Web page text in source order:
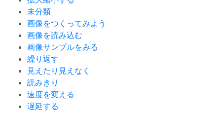
未分類
画像をつくってみよう
画像を読み込む
画像サンプルをみる
繰り返す
見えたり見えなく
読みきり
速度を変える
遅延する